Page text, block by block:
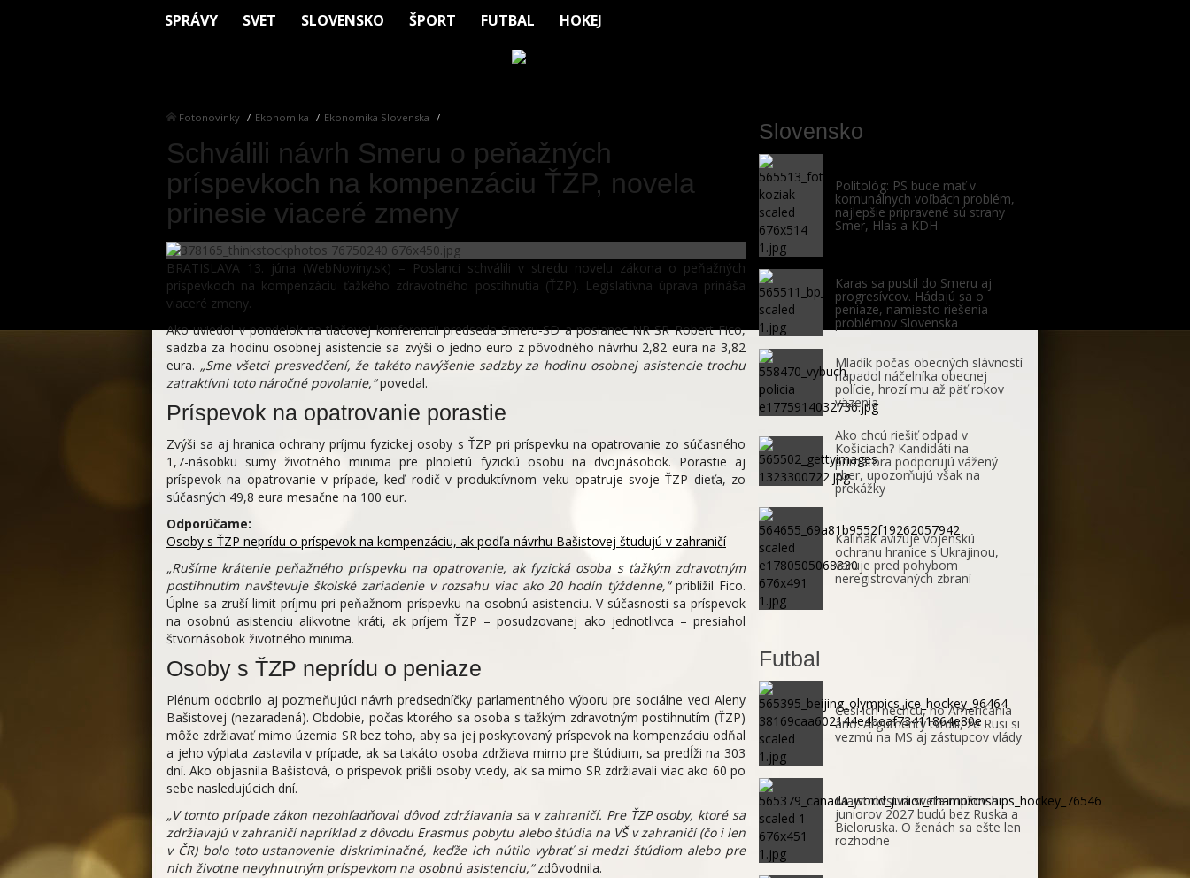
SPRÁVY SVET SLOVENSKO ŠPORT FUTBAL HOKEJ
Fotonovinky Ekonomika Ekonomika Slovenska
Schválili návrh Smeru o peňažných
príspevkoch na kompenzáciu ŤZP, novela
prinesie viaceré zmeny
BRATISLAVA 13. júna (WebNoviny.sk) – Poslanci schválili v stredu novelu zákona o peňažných
príspevkoch na kompenzáciu ťažkého zdravotného postihnutia (ŤZP). Legislatívna úprava prináša
viaceré zmeny.
Ako uviedol v pondelok na tlačovej konferencii predseda Smeru-SD a poslanec NR SR Robert Fico,
sadzba za hodinu osobnej asistencie sa zvýši o jedno euro z pôvodného návrhu 2,82 eura na 3,82
eura. „Sme všetci presvedčení, že takéto navýšenie sadzby za hodinu osobnej asistencie trochu
zatraktívni toto náročné povolanie,“povedal.
Príspevok na opatrovanie porastie
Zvýši sa aj hranica ochrany príjmu fyzickej osoby s ŤZP pri príspevku na opatrovanie zo súčasného
1,7-násobku sumy životného minima pre plnoletú fyzickú osobu na dvojnásobok. Porastie aj
príspevok na opatrovanie v prípade, keď rodič v produktívnom veku opatruje svoje ŤZP dieťa, zo
súčasných 49,8 eura mesačne na 100 eur.
Odporúčame:
Osoby s ŤZP neprídu o príspevok na kompenzáciu, ak podľa návrhu Bašistovej študujú v zahraničí
„Rušíme krátenie peňažného príspevku na opatrovanie, ak fyzická osoba s ťažkým zdravotným
postihnutím navštevuje školské zariadenie v rozsahu viac ako 20 hodín týždenne,“priblížil Fico.
Úplne sa zruší limit príjmu pri peňažnom príspevku na osobnú asistenciu. V súčasnosti sa príspevok
na osobnú asistenciu alikvotne kráti, ak príjem ŤZP – posudzovanej ako jednotlivca – presiahol
štvornásobok životného minima.
Osoby s ŤZP neprídu o peniaze
Plénum odobrilo aj pozmeňujúci návrh predsedníčky parlamentného výboru pre sociálne veci Aleny
Bašistovej (nezaradená). Obdobie, počas ktorého sa osoba s ťažkým zdravotným postihnutím (ŤZP)
môže zdržiavať mimo územia SR bez toho, aby sa jej poskytovaný príspevok na kompenzáciu odňal
a jeho výplata zastavila v prípade, ak sa takáto osoba zdržiava mimo pre štúdium, sa predĺži na 303
dní. Ako objasnila Bašistová, o príspevok prišli osoby vtedy, ak sa mimo SR zdržiavali viac ako 60 po
sebe nasledujúcich dní.
„V tomto prípade zákon nezohľadňoval dôvod zdržiavania sa v zahraničí. Pre ŤZP osoby, ktoré sa
zdržiavajú v zahraničí napríklad z dôvodu Erasmus pobytu alebo štúdia na VŠ v zahraničí (čo i len
v ČR) bolo toto ustanovenie diskriminačné, keďže ich nútilo vybrať si medzi štúdiom alebo pre
nich životne nevyhnutným príspevkom na osobnú asistenciu,“zdôvodnila.
Slovensko
Politológ: PS bude mať v
komunálnych voľbách problém,
najlepšie pripravené sú strany
Smer, Hlas a KDH
Karas sa pustil do Smeru aj
progresívcov. Hádajú sa o
peniaze, namiesto riešenia
problémov Slovenska
Mladík počas obecných slávností
napadol náčelníka obecnej
polície, hrozí mu až päť rokov
väzenia
Ako chcú riešiť odpad v
Košiciach? Kandidáti na
primátora podporujú vážený
zber, upozorňujú však na
prekážky
Kaliňák avizuje vojenskú
ochranu hranice s Ukrajinou,
varuje pred pohybom
neregistrovaných zbraní
Futbal
Česi ich nechcú, no Američania
áno. Argumenty tvrdili, že Rusi si
vezmú na MS aj zástupcov vlády
Majstrovstvá sveta mužov a
juniorov 2027 budú bez Ruska a
Bieloruska. O ženách sa ešte len
rozhodne